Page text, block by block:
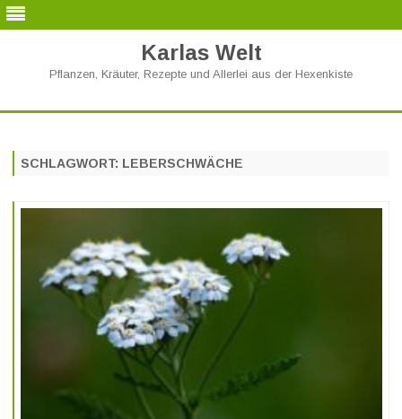
Karlas Welt
Pflanzen, Kräuter, Rezepte und Allerlei aus der Hexenkiste
SCHLAGWORT: LEBERSCHWÄCHE